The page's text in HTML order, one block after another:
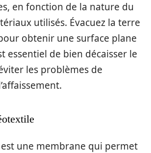
en fonction de la nature du
utilisés. Évacuez la terre
obtenir une surface plane
essentiel de bien décaisser le
les problèmes de
une membrane qui permet